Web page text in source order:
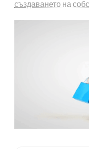
създаването на